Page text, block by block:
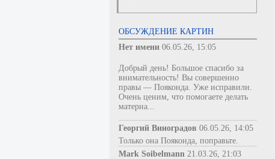
ОБСУЖДЕНИЕ КАРТИН
Нет имени 06.05.26, 15:05
Добрый день! Большое спасибо за
внимательность! Вы совершенно
правы — Пояконда. Уже исправили.
Очень ценим, что помогаете делать
материа...
Георгий Виноградов 06.05.26, 14:05
Только она Пояконда, поправьте.
Mark Soibelmann 21.03.26, 21:03